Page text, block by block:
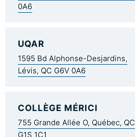
0A6
UQAR
1595 Bd Alphonse-Desjardins,
Lévis, QC G6V 0A6
COLLÈGE MÉRICI
755 Grande Allée O, Québec, QC
G1S 1C1